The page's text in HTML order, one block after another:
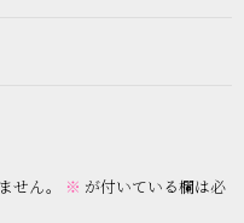
せん。 ※ が付いている欄は必